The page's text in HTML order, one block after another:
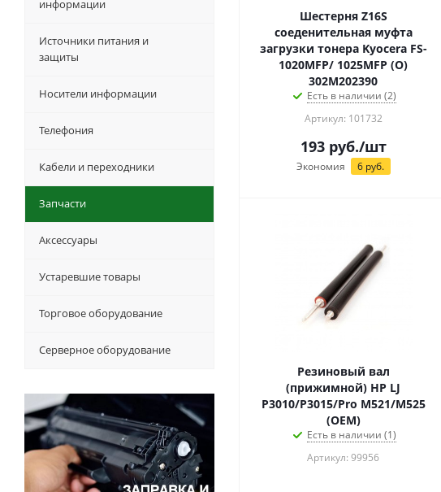
Шестерня Z16S
соеденительная муфта
загрузки тонера Kyocera FS-
1020MFP/ 1025MFP (О)
302M202390
Есть в наличии (2)
Артикул: 101732
193руб./шт
Экономия 6руб.
Резиновый вал
(прижимной) HP LJ
P3010/P3015/Pro M521/M525
(OEM)
Есть в наличии (1)
Артикул: 99956
информации
Источники питания и
защиты
Носители информации
Телефония
Кабели и переходники
Запчасти
Аксессуары
Устаревшие товары
Торговое оборудование
Серверное оборудование